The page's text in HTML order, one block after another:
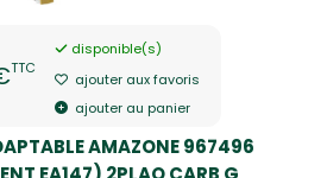
TTC
disponible(s)
ajouter aux favoris
ajouter au panier
AMAZONE 967496